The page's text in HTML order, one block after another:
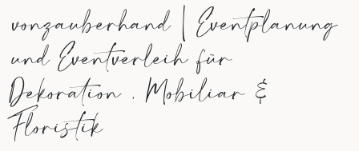
vonzauberhand | Eventplanung
und Eventverleih für
Dekoration , Mobiliar &
Floristik